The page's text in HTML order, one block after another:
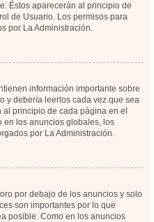
Éstos aparecerán al principio de
de Usuario. Los permisos para
por La Administración.
información importante sobre
y debería leerlos cada vez que sea
principio de cada página en el
en los anuncios globales, los
por La Administración.
por debajo de los anuncios y solo
son importantes por lo que
posible. Como en los anuncios